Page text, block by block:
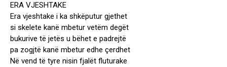
ERA VJESHTAKE
Era vjeshtake i ka shkëputur gjethet
si skelete kanë mbetur vetëm degët
bukurive të jetës u bëhet e padrejtë
pa zogjtë kanë mbetur edhe çerdhet
Në vend të tyre nisin fjalët fluturake